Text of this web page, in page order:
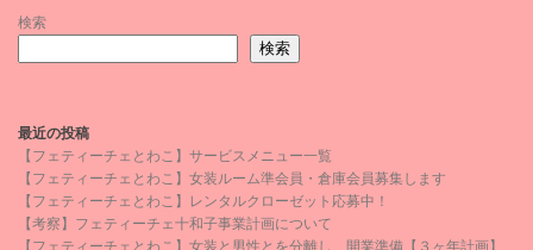
検索
検索
最近の投稿
【フェティーチェとわこ】サービスメニュー一覧
【フェティーチェとわこ】女装ルーム準会員・倉庫会員募集します
【フェティーチェとわこ】レンタルクローゼット応募中！
【考察】フェティーチェ十和子事業計画について